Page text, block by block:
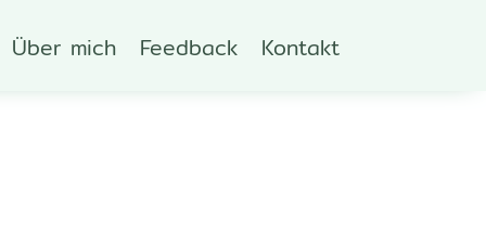
Über mich Feedback Kontakt